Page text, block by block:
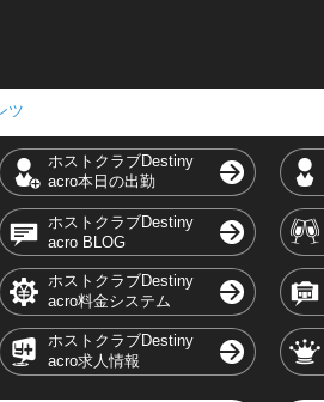
ツ
ホストクラブDestiny
acro本日の出勤
ホストクラブDestiny
acro BLOG
ホストクラブDestiny
acro料金システム
ホストクラブDestiny
acro求人情報